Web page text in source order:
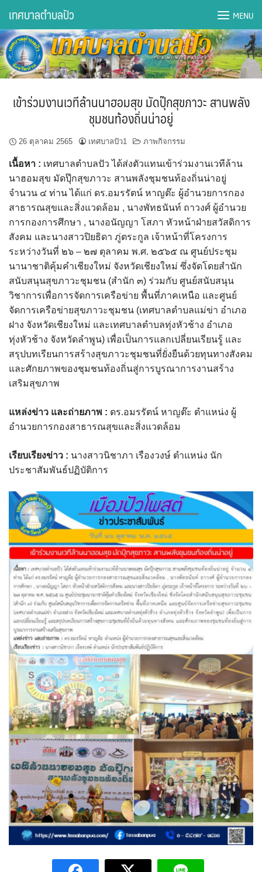
content
DWQA Ask Question
DWQA Questions
กองการศึกษา
กองคลัง
กองช่าง
กองยุทธศาสตร์และงบประมาณ
กองสาธารณสุขฯ
การเปิดเผยข้อมูลข่าวสารปี 2566 integrity transparency
assessment ITA2023
ข้อกำหนดการใช้งาน
ข้อมูลประชากร
ข้อมูลพื้นฐานของศูนย์บริการนักท่องเที่ยว เทศบาลตำบลปัว
ขั้นตอนการขอรับบริการ
งบแสดงฐานะการคลัง
ติดต่อหน่วยงาน
ที่พัก
Amante Baristro Hotel & Cafe’ @Pua
C View Home
Deply
Go Hight ‘O Village
HOMU Villa
Montha Residence
Shanti – Retreat
กรีนฮิลล์รีสอร์ท
ก๋างโต้งคอฟฟี่รีสอร์ท
ชมพูภูคารีสอร์ท
ต้นแหลงโฮมสเตย์
ตูบฮิมโต้งโฮมสเตย์
เทศบาลตำบลปัว MENU
เข้าร่วมงานเวทีล้านนาฮอมสุข มัดปุ๊กสุขภาวะ สานพลัง
ชุมชนท้องถิ่นน่าอยู่
26 ตุลาคม 2565 เทศบาลปัว1 ภาพกิจกรรม
เนื้อหา : เทศบาลตำบลปัว ได้ส่งตัวแทนเข้าร่วมงานเวทีล้าน
นาฮอมสุข มัดปุ๊กสุขภาวะ สานพลังชุมชนท้องถิ่นน่าอยู่
จำนวน ๔ ท่าน ได้แก่ ดร.อมรรัตน์ หาญต๊ะ ผู้อำนวยการกอง
สาธารณสุขและสิ่งแวดล้อม , นางพัทธนันท์ ถาวงศ์ ผู้อำนวย
การกองการศึกษา , นางอนัญญา โสภา หัวหน้าฝ่ายสวัสดิการ
สังคม และนางสาวปิยธิดา ภู่ตระกูล เจ้าหน้าที่โครงการ
ระหว่างวันที่ ๒๖ – ๒๗ ตุลาคม พ.ศ. ๒๕๖๕ ณ ศูนย์ประชุม
นานาชาติคุ้มคำเชียงใหม่ จังหวัดเชียงใหม่ ซึ่งจัดโดยสำนัก
สนับสนุนสุขภาวะชุมชน (สำนัก ๓) ร่วมกับ ศูนย์สนับสนุน
วิชาการเพื่อการจัดการเครือข่าย พื้นที่ภาคเหนือ และศูนย์
จัดการเครือข่ายสุขภาวะชุมชน (เทศบาลตำบลแม่ข่า อำเภอ
ฝาง จังหวัดเชียงใหม่ และเทศบาลตำบลทุ่งหัวช้าง อำเภอ
ทุ่งหัวช้าง จังหวัดลำพูน) เพื่อเป็นการแลกเปลี่ยนเรียนรู้ และ
สรุปบทเรียนการสร้างสุขภาวะชุมชนที่ยั่งยืนด้วยทุนทางสังคม
และศักยภาพของชุมชนท้องถิ่นสู่การบูรณาการงานสร้าง
เสริมสุขภาพ
แหล่งข่าว และถ่ายภาพ : ดร.อมรรัตน์ หาญต๊ะ ตำแหน่ง ผู้
อำนวยการกองสาธารณสุขและสิ่งแวดล้อม
เรียบเรียงข่าว : นางสาวนิชาภา เรืองวงษ์ ตำแหน่ง นัก
ประชาสัมพันธ์ปฏิบัติการ